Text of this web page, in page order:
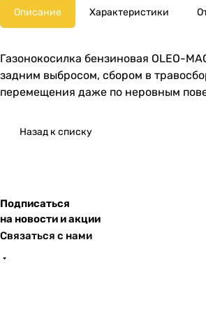
Описание Характеристики
Газонокосилка бензиновая OLEO-
задним выбросом, сбором в
перемещения даже по неровным
Назад к списку
Подписаться
на новости и акции
Связаться с нами